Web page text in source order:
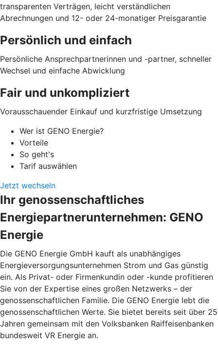
transparenten Verträgen, leicht verständlichen
Abrechnungen und 12- oder 24-monatiger Preisgarantie
Persönlich und einfach
Persönliche Ansprechpartnerinnen und -partner, schneller
Wechsel und einfache Abwicklung
Fair und unkompliziert
Vorausschauender Einkauf und kurzfristige Umsetzung
Wer ist GENO Energie?
Vorteile
So geht's
Tarif auswählen
Jetzt wechseln
Ihr genossenschaftliches
Energiepartnerunternehmen: GENO
Energie
Die GENO Energie GmbH kauft als unabhängiges
Energieversorgungsunternehmen Strom und Gas günstig
ein. Als Privat- oder Firmenkundin oder -kunde profitieren
Sie von der Expertise eines großen Netzwerks – der
genossenschaftlichen Familie. Die GENO Energie lebt die
genossenschaftlichen Werte. Sie bietet bereits seit über 25
Jahren gemeinsam mit den Volksbanken Raiffeisenbanken
bundesweit VR Energie an.